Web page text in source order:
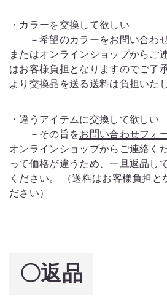
・カラーを交換して欲しい
－希望のカラーをお問い合わ
またはオンラインショップからご
はお客様負担となりますのでご了
より交換品を送る送料は負担いた
・違うアイテムに交換して欲しい
－その旨をお問い合わせフォ
オンラインショップからご連絡く
って価格が違うため、一旦返品し
ください。 （送料はお客様負担と
ださい）
〇返品